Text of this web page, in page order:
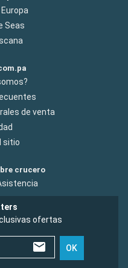
Seas
de venta
sitio
crucero
ofertas
OK